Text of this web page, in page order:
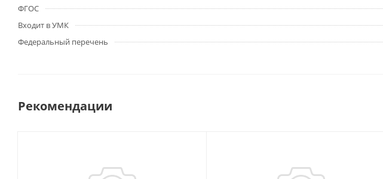
ФГОС
Входит в УМК
Федеральный перечень
Рекомендации